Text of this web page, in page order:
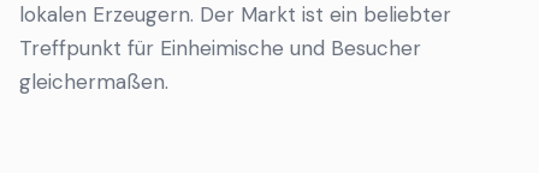
lokalen Erzeugern. Der Markt ist ein beliebter
Treffpunkt für Einheimische und Besucher
gleichermaßen.